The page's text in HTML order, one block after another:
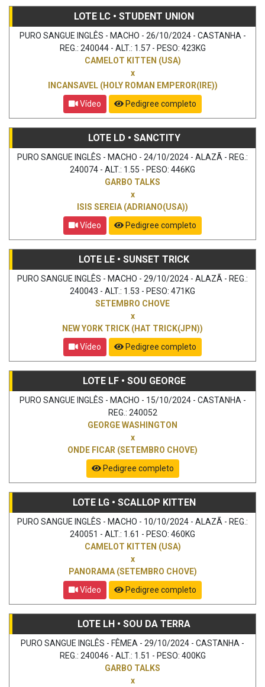
LOTE LC • STUDENT UNION
PURO SANGUE INGLÊS - MACHO - 26/10/2024 - CASTANHA -
REG.: 240044 - ALT.: 1.57 - PESO: 423KG
CAMELOT KITTEN (USA)
x
INCANSAVEL (HOLY ROMAN EMPEROR(IRE))
Vídeo
Pedigree completo
LOTE LD • SANCTITY
PURO SANGUE INGLÊS - MACHO - 24/10/2024 - ALAZÃ - REG.:
240074 - ALT.: 1.55 - PESO: 446KG
GARBO TALKS
x
ISIS SEREIA (ADRIANO(USA))
Vídeo
Pedigree completo
LOTE LE • SUNSET TRICK
PURO SANGUE INGLÊS - MACHO - 29/10/2024 - ALAZÃ - REG.:
240043 - ALT.: 1.53 - PESO: 471KG
SETEMBRO CHOVE
x
NEW YORK TRICK (HAT TRICK(JPN))
Vídeo
Pedigree completo
LOTE LF • SOU GEORGE
PURO SANGUE INGLÊS - MACHO - 15/10/2024 - CASTANHA -
REG.: 240052
GEORGE WASHINGTON
x
ONDE FICAR (SETEMBRO CHOVE)
Pedigree completo
LOTE LG • SCALLOP KITTEN
PURO SANGUE INGLÊS - MACHO - 10/10/2024 - ALAZÃ - REG.:
240051 - ALT.: 1.61 - PESO: 460KG
CAMELOT KITTEN (USA)
x
PANORAMA (SETEMBRO CHOVE)
Vídeo
Pedigree completo
LOTE LH • SOU DA TERRA
PURO SANGUE INGLÊS - FÊMEA - 29/10/2024 - CASTANHA -
REG.: 240046 - ALT.: 1.51 - PESO: 400KG
GARBO TALKS
x